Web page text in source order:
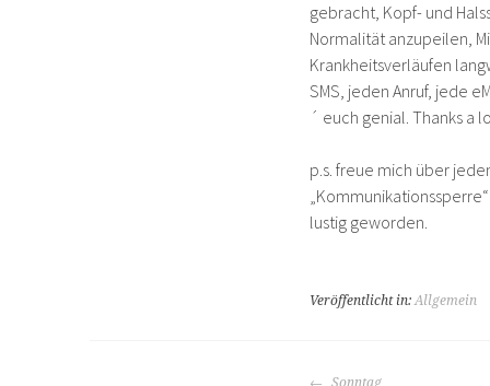
gebracht, Kopf- und
Normalität anzupeilen,
Krankheitsverläufen
SMS, jeden Anruf, jede
´ euch genial. Thanks a
p.s. freue mich über
lustig geworden.
Veröffentlicht in:Allgemein
Sonntag